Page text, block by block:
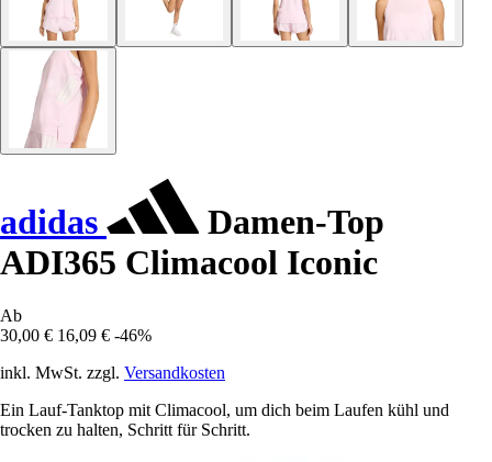
adidas
Damen-Top
ADI365 Climacool Iconic
Ab
30,00 € 16,09 € -46%
inkl. MwSt. zzgl. Versandkosten
Ein Lauf-Tanktop mit Climacool, um dich beim Laufen kühl und
trocken zu halten, Schritt für Schritt.